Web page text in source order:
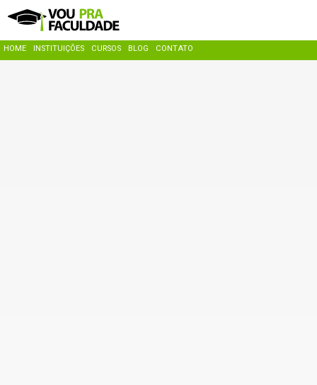
HOME INSTITUIÇÕES CURSOS BLOG CONTATO